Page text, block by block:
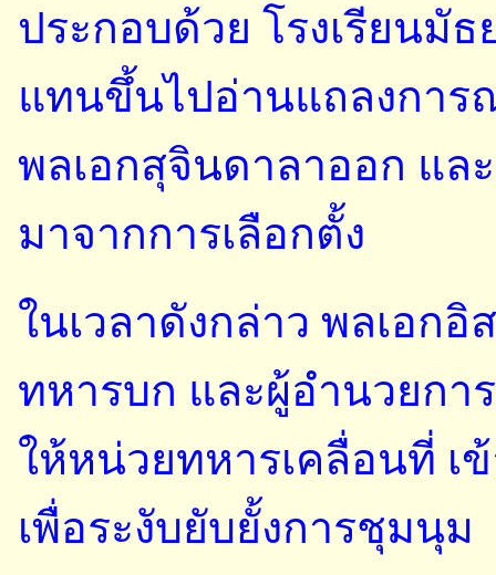
ประกอบด้วย โรงเรียนมัธ
แทนขึ้นไปอ่านแถลงการ
พลเอกสุจินดาลาออก แ
มาจากการเลือกตั้ง
ในเวลาดังกล่าว พลเอก
ทหารบก และผู้อำนวยกา
ให้หน่วยทหารเคลื่อนที่ เ
เพื่อระงับยับยั้งการชุมนุม